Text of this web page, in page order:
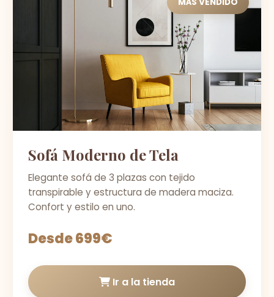
Sofá Moderno de Tela
Elegante sofá de 3 plazas con tejido
transpirable y estructura de madera maciza.
Confort y estilo en uno.
Desde 699€
Ir a la tienda